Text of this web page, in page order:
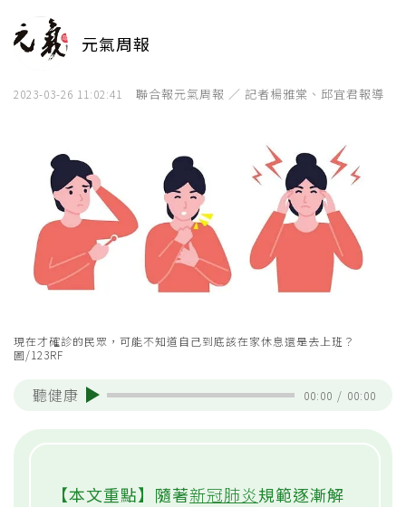
元氣周報
2023-03-26 11:02:41 聯合報元氣周報 ／ 記者楊雅棠、邱宜君報導
現在才確診的民眾，可能不知道自己到底該在家休息還是去上班？
圖/123RF
聽健康 00:00 / 00:00
【本文重點】隨著新冠肺炎規範逐漸解